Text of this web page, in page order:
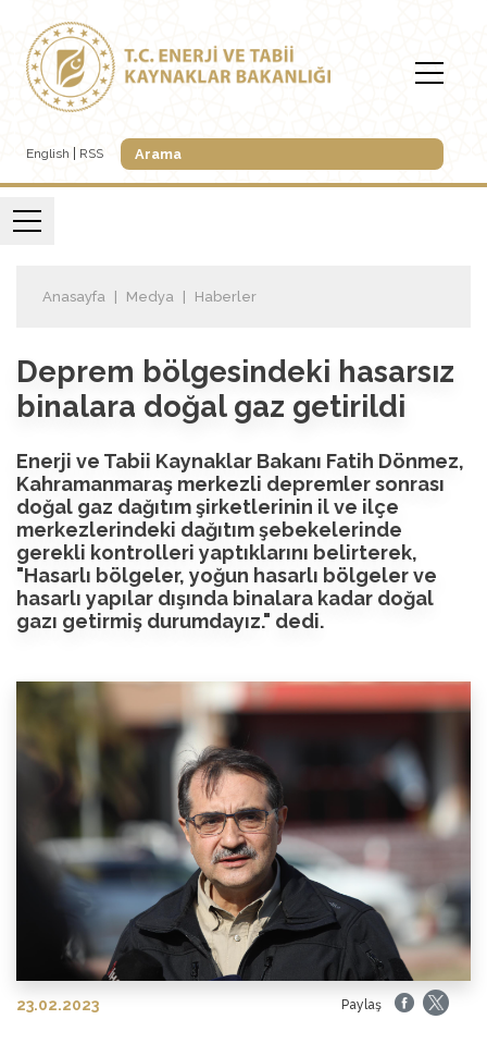
English RSS
Anasayfa Medya Haberler
Deprem bölgesindeki hasarsız
binalara doğal gaz getirildi
Enerji ve Tabii Kaynaklar Bakanı Fatih Dönmez,
Kahramanmaraş merkezli depremler sonrası
doğal gaz dağıtım şirketlerinin il ve ilçe
merkezlerindeki dağıtım şebekelerinde
gerekli kontrolleri yaptıklarını belirterek,
"Hasarlı bölgeler, yoğun hasarlı bölgeler ve
hasarlı yapılar dışında binalara kadar doğal
gazı getirmiş durumdayız." dedi.
23.02.2023 Paylaş